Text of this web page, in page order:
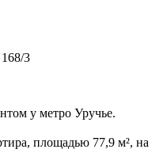
3
у метро Уручье.
площадью 77,9 м², на